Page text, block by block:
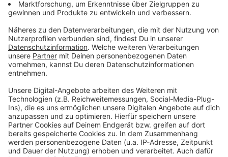
Hier informiert die Rheinbahn
Hier informiert die Stadt
Anzeige
Anzeige